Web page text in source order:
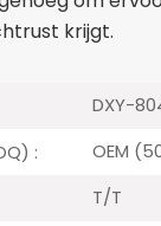
krijgt.
DXY-
:
OEM
T/T